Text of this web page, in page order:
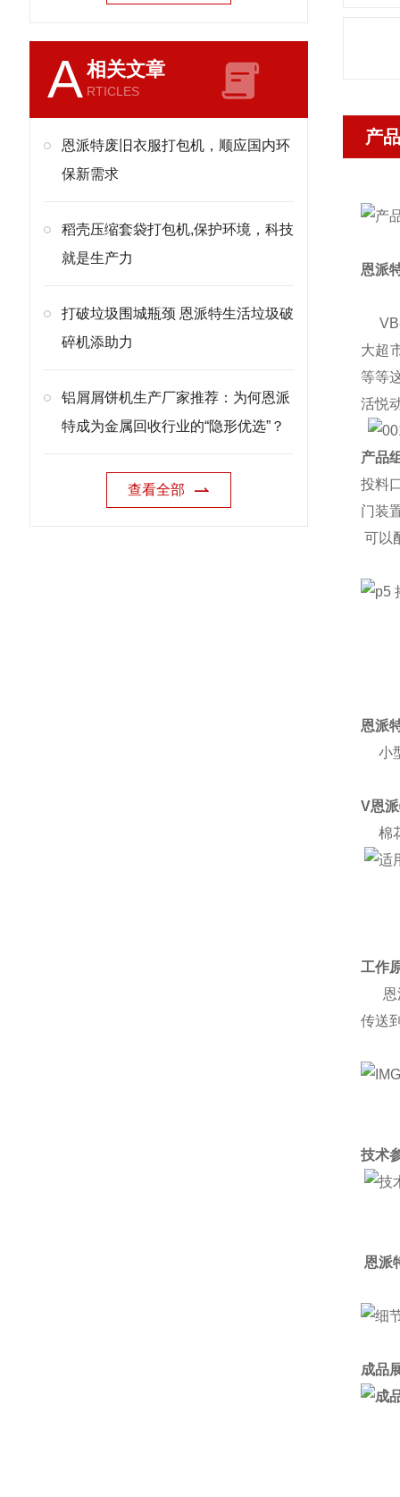
A相关文章
RTICLES
恩派特废旧衣服打包机，顺应国内环
保新需求
稻壳压缩套袋打包机,保护环境，科技
就是生产力
打破垃圾围城瓶颈 恩派特生活垃圾破
碎机添助力
铝屑屑饼机生产厂家推荐：为何恩派
特成为金属回收行业的“隐形优选”？
查看全部
产
恩派
VB-
大超
等等
活悦
产品
投料
门装
可以
恩派
小
V恩
棉
工作
恩
传送
技术
恩派
成品